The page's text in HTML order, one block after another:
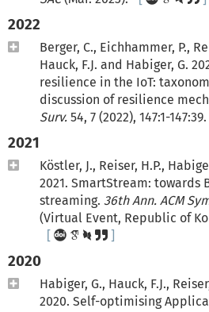
2022
Berger, C., Eichhammer, P.,
Hauck, F.J. and Habiger, G.
resilience in the IoT:
discussion of resilience
Surv. 54, 7 (2022), 147:1-147:39.
2021
Köstler, J., Reiser, H.P.,
2021. SmartStream:
streaming. 36th Ann. ACM
(Virtual Event, Republic of
2020
Habiger, G., Hauck, F.J.,
2020. Self-optimising